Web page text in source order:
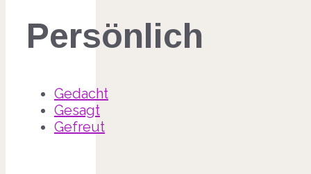
Persönlich
Gedacht
Gesagt
Gefreut